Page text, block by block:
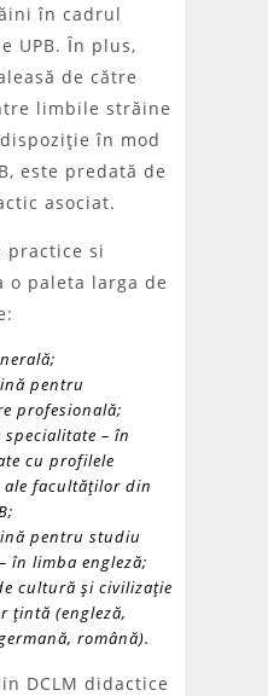
în cadrul
UPB. Ȋn plus,
de către
limbile străine
în mod
este predată de
asociat.
practice si
o paleta larga de
pentru
profesională;
– în
cu profilele
facultăţilor din
pentru studiu
în limba engleză;
cultură şi civilizaţie
ţintă (engleză,
română).
DCLM didactice